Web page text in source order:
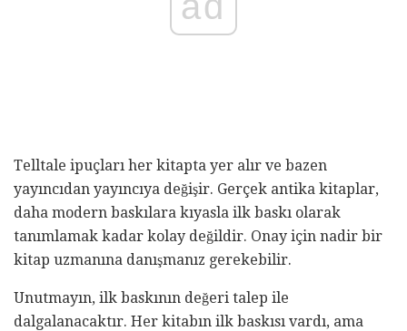
Telltale ipuçları her kitapta yer alır ve bazen
yayıncıdan yayıncıya değişir. Gerçek antika kitaplar,
daha modern baskılara kıyasla ilk baskı olarak
tanımlamak kadar kolay değildir. Onay için nadir bir
kitap uzmanına danışmanız gerekebilir.
Unutmayın, ilk baskının değeri talep ile
dalgalanacaktır. Her kitabın ilk baskısı vardı, ama